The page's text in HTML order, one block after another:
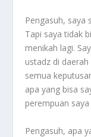
Pengasuh, saya
Tapi saya tidak
menikah lagi.
ustadz di
semua
apa yang bisa
perempuan
Pengasuh, apa